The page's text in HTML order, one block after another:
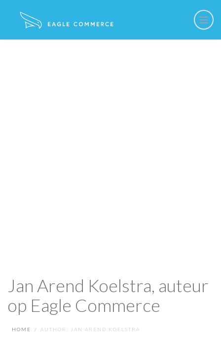
Jan Arend Koelstra, auteur
op Eagle Commerce
HOME AUTHOR: JAN AREND KOELSTRA